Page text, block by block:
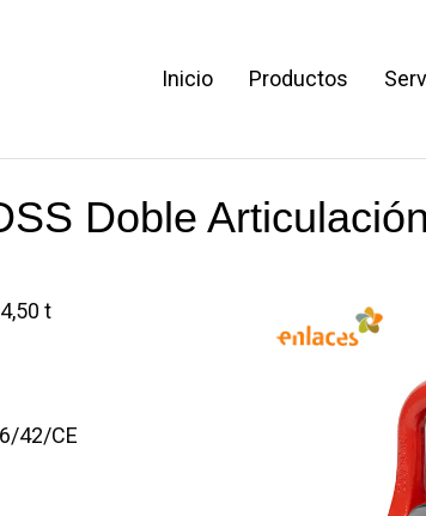
Inicio Productos
Doble
t
42/CE